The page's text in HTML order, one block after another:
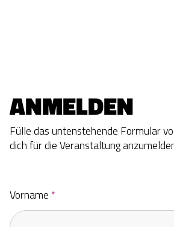
ANMELDEN
Fülle das untenstehende Formular
dich für die Veranstaltung
Vorname *